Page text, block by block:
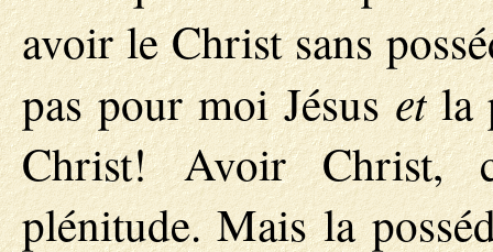
avoir le Christ sans
pas pour moi Jésusetla
Christ! Avoir Christ,
plénitude. Mais la